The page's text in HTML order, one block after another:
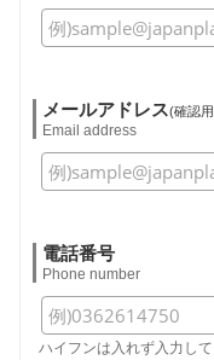
メールアドレス(確認
Email address
電話番号
Phone number
ハイフンは入れず入力して